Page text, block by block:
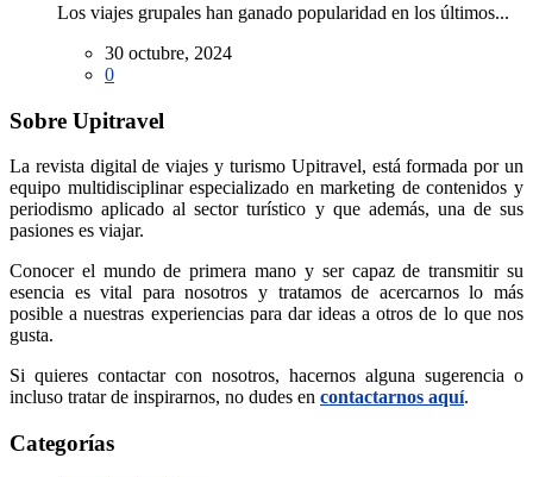
Los viajes grupales han ganado popularidad en los últimos...
30 octubre, 2024
0
Sobre Upitravel
La revista digital de viajes y turismo Upitravel, está formada por un
equipo multidisciplinar especializado en marketing de contenidos y
periodismo aplicado al sector turístico y que además, una de sus
pasiones es viajar.
Conocer el mundo de primera mano y ser capaz de transmitir su
esencia es vital para nosotros y tratamos de acercarnos lo más
posible a nuestras experiencias para dar ideas a otros de lo que nos
gusta.
Si quieres contactar con nosotros, hacernos alguna sugerencia o
incluso tratar de inspirarnos, no dudes en contactarnos aquí.
Categorías